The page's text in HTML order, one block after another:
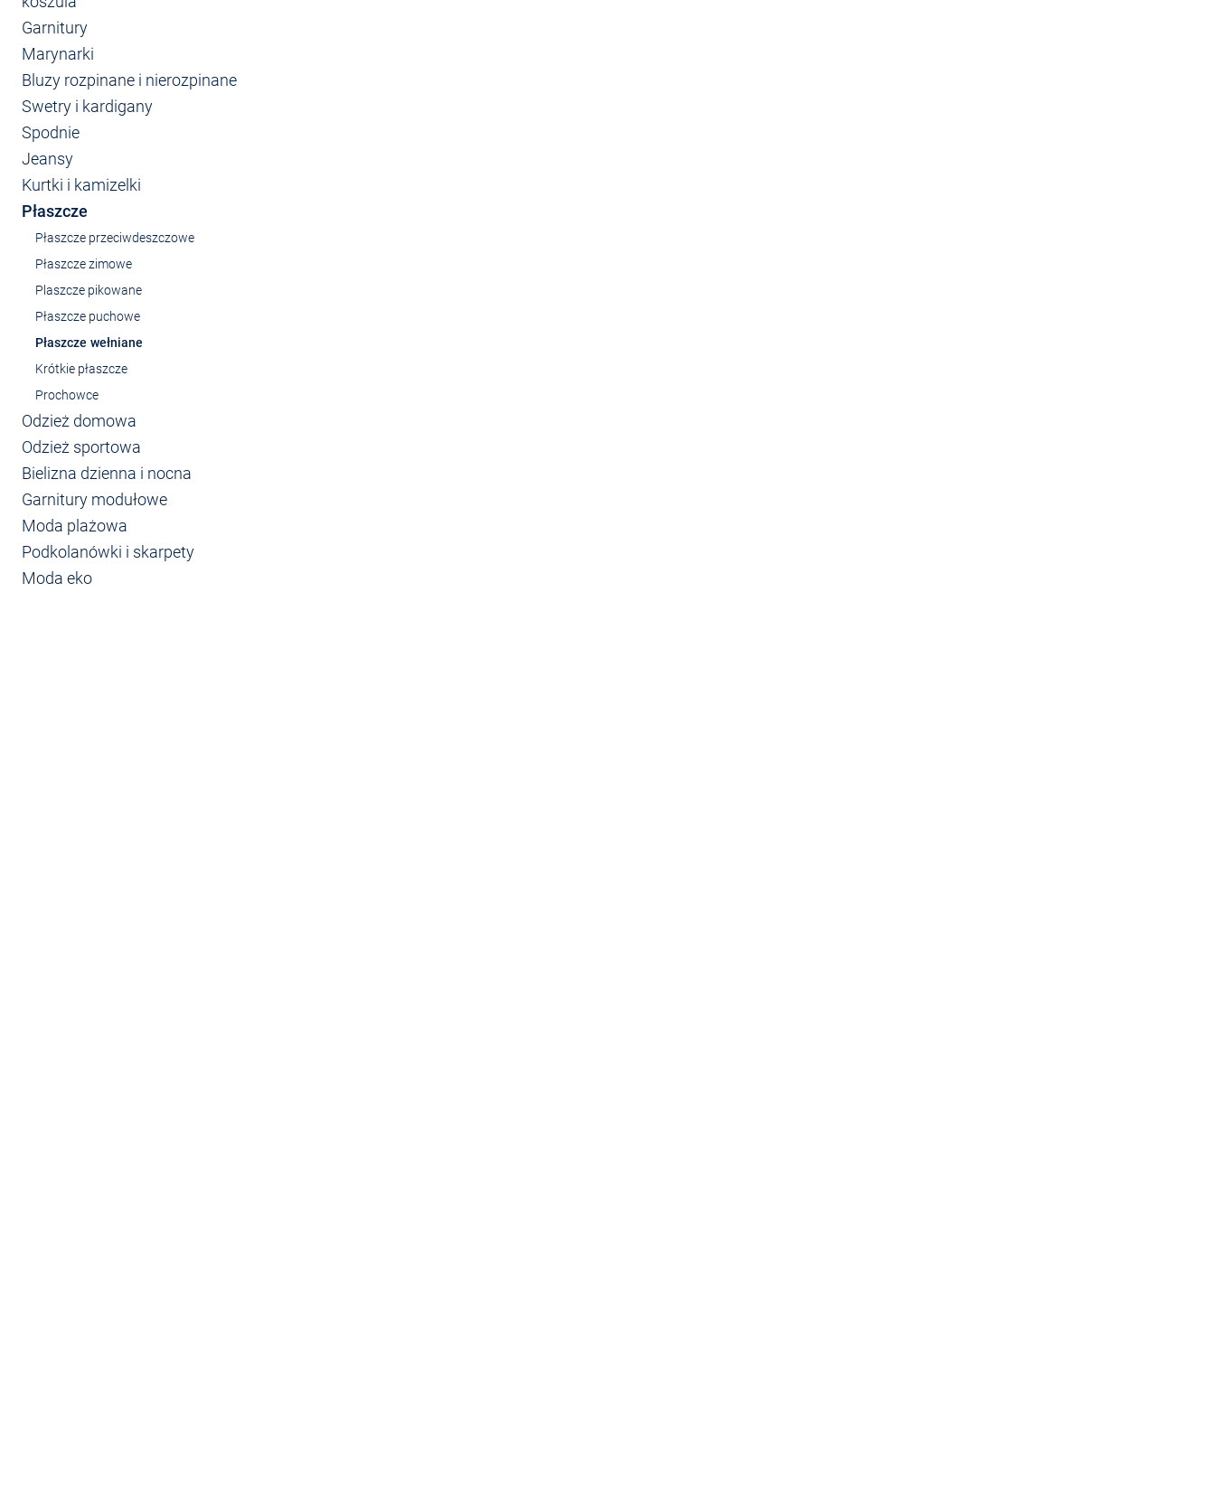
Garnitury
Marynarki
Bluzy rozpinane i nierozpinane
Swetry i kardigany
Spodnie
Jeansy
Kurtki i kamizelki
Płaszcze
Płaszcze przeciwdeszczowe
Płaszcze zimowe
Plaszcze pikowane
Płaszcze puchowe
Płaszcze wełniane
Krótkie płaszcze
Prochowce
Odzież domowa
Odzież sportowa
Bielizna dzienna i nocna
Garnitury modułowe
Moda plażowa
Podkolanówki i skarpety
Moda eko